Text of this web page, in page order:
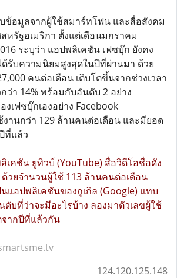
บข้อมูลจากผู้ใช้สมาร์ทโฟน และสื่อสังคม
หรัฐอเมริกา ตั้งแต่เดือนมกราคม
ระบุว่า แอปพลิเคชัน เฟซบุ๊ก ยังคง
รับความนิยมสูงสุดในปีที่ผ่านมา ด้วย
คนต่อเดือน เติบโตขึ้นจากช่วงเวลา
ว่า 14% พร้อมกับอันดับ 2 อย่าง
เฟซบุ๊กเองอย่าง Facebook
งานกว่า 129 ล้านคนต่อเดือน และมียอด
ที่แล้ว
เคชัน ยูทิวบ์ (YouTube) สื่อวิดีโอชื่อดัง
วยจำนวนผู้ใช้ 113 ล้านคนต่อเดือน
แอปพลิเคชันของกูเกิล (Google) แทบ
บที่ว่าจะมีอะไรบ้าง ลองมาตัวเลขผู้ใช้
จากปีที่แล้วกัน
124.120.125.148